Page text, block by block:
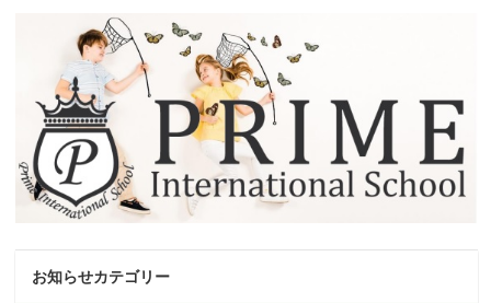
お知らせカテゴリー